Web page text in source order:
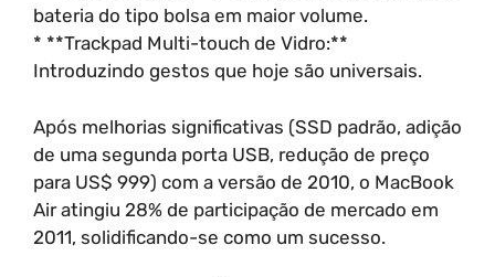
bateria do tipo bolsa em maior volume.
* **Trackpad Multi-touch de Vidro:**
Introduzindo gestos que hoje são universais.
Após melhorias significativas (SSD padrão, adição
de uma segunda porta USB, redução de preço
para US$ 999) com a versão de 2010, o MacBook
Air atingiu 28% de participação de mercado em
2011, solidificando-se como um sucesso.